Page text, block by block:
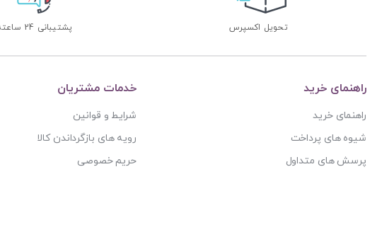
تحویل اکسپرس پشتیبانی 24 ساعته
راهنمای خرید
راهنمای خرید
شیوه های پرداخت
پرسش های متداول
خدمات مشتریان
شرایط و قوانین
رویه های بازگرداندن کالا
حریم خصوصی